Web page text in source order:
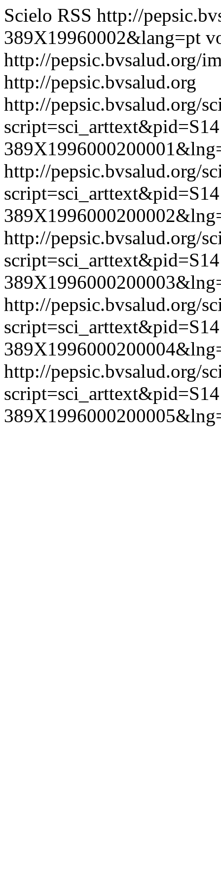
Scielo RSS http://
389X19960002&lang=pt
http://pepsic.bvsalud.org/
http://pepsic.bvsalud.org
http://pepsic.bvsalud.org/
http://pepsic.bvsalud.org/
http://pepsic.bvsalud.org/
http://pepsic.bvsalud.org/
http://pepsic.bvsalud.org/